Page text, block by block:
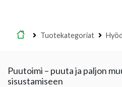
Etusivu
Tuotekategoriat
Puutoimi – puuta ja paljon
sisustamiseen